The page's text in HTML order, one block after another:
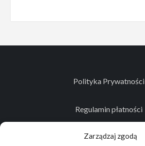
Zarządzaj zgodą
Polityka Prywatności
Regulamin płatności
Kontakt